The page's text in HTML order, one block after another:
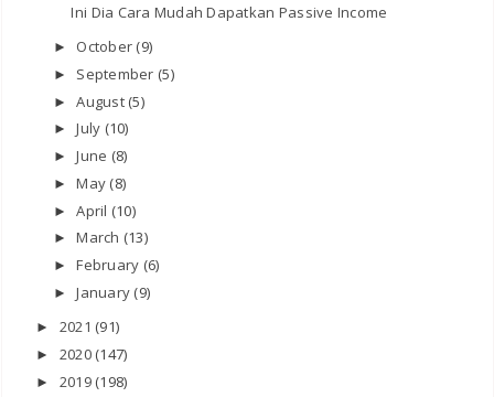
Ini Dia Cara Mudah Dapatkan Passive Income
► October (9)
► September (5)
►August (5)
►July (10)
►June (8)
►May (8)
►April (10)
►March (13)
►February (6)
►January (9)
► 2021 (91)
► 2020 (147)
► 2019 (198)